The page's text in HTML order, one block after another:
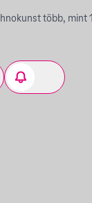
több, mint